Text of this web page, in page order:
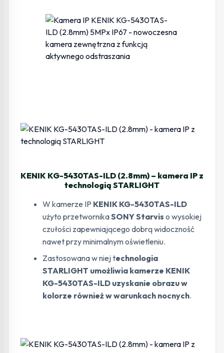
KENIK KG-5430TAS-ILD (2.8mm) – kamera IP z
technologią STARLIGHT
W kamerze IP KENIK KG-5430TAS-ILD
użyto przetwornikaSONY Starvis o wysokiej
czułości zapewniającego dobrą widoczność
nawet przy minimalnym oświetleniu.
Zastosowana w niej technologia
STARLIGHT umożliwia kamerze KENIK
KG-5430TAS-ILD uzyskanie obrazu w
kolorze również w warunkach nocnych.